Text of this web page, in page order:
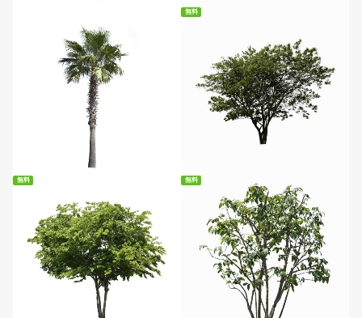
無料
無料ダウンロード
無料
無料ダウンロード
無料
無料ダウンロード